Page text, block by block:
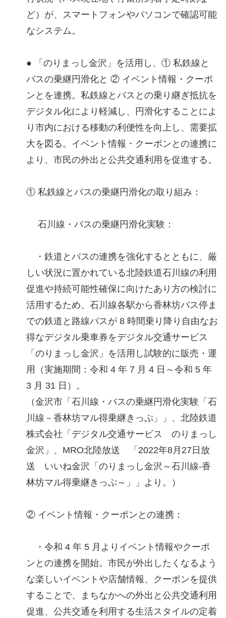
ど）が、スマートフォンやパソコンで確認可能
なシステム。
● 「のりまっし金沢」を活用し、① 私鉄線と
バスの乗継円滑化と ② イベント情報・クーポ
ンとを連携。私鉄線とバスとの乗り継ぎ抵抗を
デジタル化により軽減し、円滑化することによ
り市内における移動の利便性を向上し、需要拡
大を図る。イベント情報・クーポンとの連携に
より、市民の外出と公共交通利用を促進する。
① 私鉄線とバスの乗継円滑化の取り組み：
石川線・バスの乗継円滑化実験：
・鉄道とバスの連携を強化するとともに、厳
しい状況に置かれている北陸鉄道石川線の利用
促進や持続可能性確保に向けたあり方の検討に
活用するため、石川線各駅から香林坊バス停ま
での鉄道と路線バスが 8 時間乗り降り自由なお
得なデジタル乗車券をデジタル交通サービス
「のりまっし金沢」を活用し試験的に販売・運
用（実施期間：令和 4 年 7 月 4 日～令和 5 年
3 月 31 日）。
（金沢市「石川線・バスの乗継円滑化実験「石
川線－香林坊マル得乗継きっぷ」」、北陸鉄道
株式会社「デジタル交通サービス のりまっし
金沢」、MRO北陸放送 「2022年8月27日放
送 いいね金沢「のりまっし金沢～石川線-香
林坊マル得乗継きっぷ～」」より。）
② イベント情報・クーポンとの連携：
・令和 4 年 5 月よりイベント情報やクーポ
ンとの連携を開始。市民が外出したくなるよう
な楽しいイベントや店舗情報、クーポンを提供
することで、まちなかへの外出と公共交通利用
促進、公共交通を利用する生活スタイルの定着